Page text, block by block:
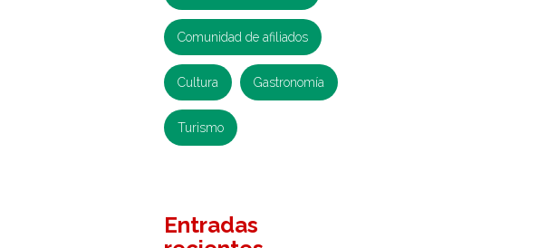
Comunidad de afiliados
Cultura Gastronomía
Turismo
Entradas